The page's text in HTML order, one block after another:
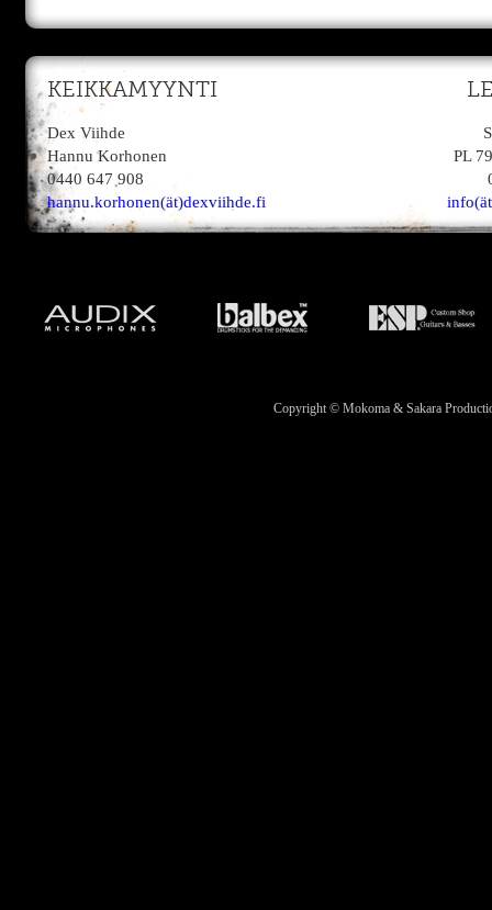
KEIKKAMYYNTI
Dex Viihde
Hannu Korhonen
0440 647 908
hannu.korhonen(ät)dexviihde.fi
PL
Copyright © Mokoma & Sakara